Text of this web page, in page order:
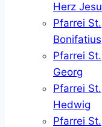
Herz Jesu
Pfarrei St.
Bonifatius
Pfarrei St.
Georg
Pfarrei St.
Hedwig
Pfarrei St.